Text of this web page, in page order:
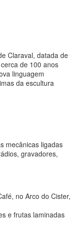
Claraval, datada de
de 100 anos
linguagem
da escultura
mecânicas ligadas
gravadores,
no Arco do Cister,
e frutas laminadas